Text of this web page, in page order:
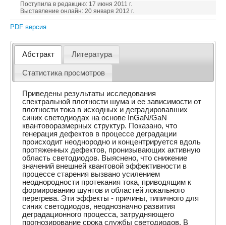
Поступила в редакцию: 17 июня 2011 г.
Выставление онлайн: 20 января 2012 г.
PDF версия
Абстракт Литература
Статистика просмотров
Приведены результаты исследования
спектральной плотности шума и ее зависимости от
плотности тока в исходных и деградировавших
синих светодиодах на основе InGaN/GaN
квантоворазмерных структур. Показано, что
генерация дефектов в процессе деградации
происходит неоднородно и концентрируется вдоль
протяженных дефектов, пронизывающих активную
область светодиодов. Выяснено, что снижение
значений внешней квантовой эффективности в
процессе старения вызвано усилением
неоднородности протекания тока, приводящим к
формированию шунтов и областей локального
перегрева. Эти эффекты - причины, типичного для
синих светодиодов, неоднозначно развития
деградационного процесса, затрудняющего
прогнозирование срока службы светодиодов. В